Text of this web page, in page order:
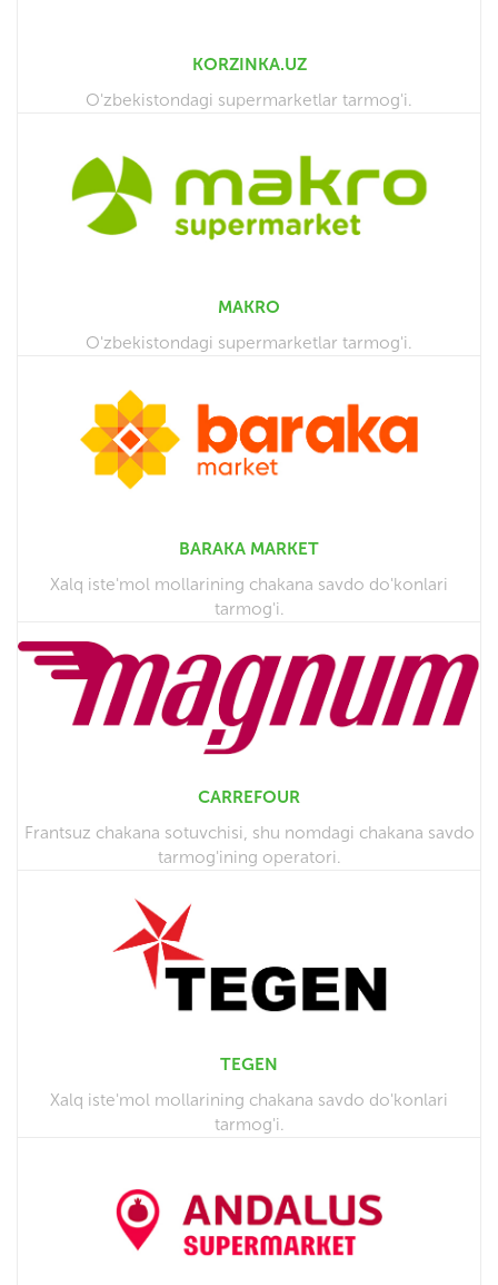
KORZINKA.UZ
O'zbekistondagi supermarketlar tarmog'i.
MAKRO
O'zbekistondagi supermarketlar tarmog'i.
BARAKA MARKET
Xalq iste'mol mollarining chakana savdo do'konlari
tarmog'i.
CARREFOUR
Frantsuz chakana sotuvchisi, shu nomdagi chakana savdo
tarmog'ining operatori.
TEGEN
Xalq iste'mol mollarining chakana savdo do'konlari
tarmog'i.